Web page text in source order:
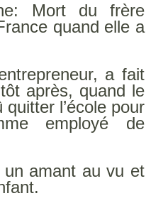
Mort du frère
quand elle a
a fait
après, quand le
l’école pour
employé de
amant au vu et